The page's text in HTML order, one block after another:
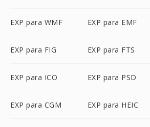
EXP para WMF EXP para EMF
EXP para FIG EXP para FTS
EXP para ICO EXP para PSD
EXP para CGM EXP para HEIC